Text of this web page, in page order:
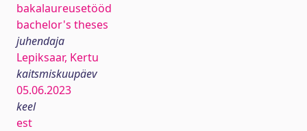
bakalaureusetööd
bachelor's theses
juhendaja
Lepiksaar, Kertu
kaitsmiskuupäev
05.06.2023
keel
est